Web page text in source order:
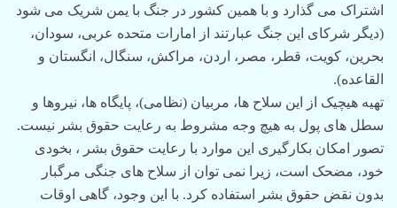
اشتراک می گذارد و با همین کشور در جنگ با یمن شریک می شود
(دیگر شرکای این جنگ عبارتند از امارات متحده عربی، سودان،
بحرین، کویت، قطر، مصر، اردن، مراکش، سنگال، انگستان و
القاعده).
تهیه هیچیک از این سلاح ها، مربیان (نظامی)، پایگاه ها، نیروها و
سطل های پول به هیچ وجه مشروط به رعایت حقوق بشر نیست.
تصور امکان بکارگیری این موارد با رعایت حقوق بشر ، بخودی
خود، مضحک است، زیرا نمی توان از سلاح های جنگی مرگبار
بدون نقض حقوق بشر استفاده کرد. با این وجود، گاهی اوقات